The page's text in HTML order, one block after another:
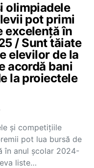
olimpiadele
pot primi
excelență în
/ Sunt tăiate
elevilor de la
acordă bani
la proiectele
și competițiile
pot lua bursă de
în anul școlar 2024-
liste…